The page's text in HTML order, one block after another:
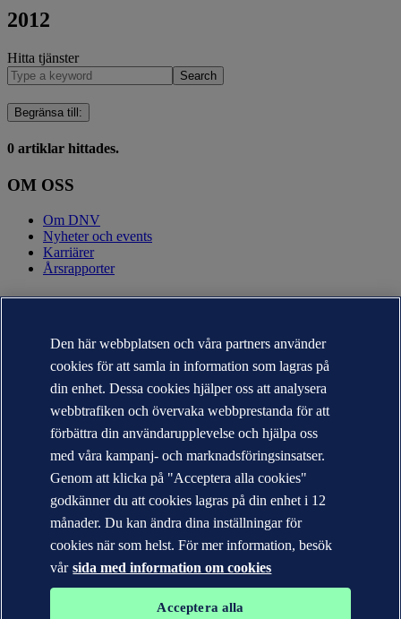
2012
Hitta tjänster
Search
Begränsa till :
0 artiklar hittades.
OM OSS
Om DNV
Nyheter och events
Karriärer
Årsrapporter
KONTAKT
Kontakta DNV
Hitta närmaste kontor
Kontakter för media
Veracity.com
Sekretesspolicy
Användarvillkor
Copyright © DNV AS 2026
Cookie information
Den här webbplatsen och våra partners använder
cookies för att samla in information som lagras på
din enhet. Dessa cookies hjälper oss att analysera
webbtrafiken och övervaka webbprestanda för att
förbättra din användarupplevelse och hjälpa oss
med våra kampanj- och marknadsföringsinsatser.
Genom att klicka på "Acceptera alla cookies"
godkänner du att cookies lagras på din enhet i 12
månader. Du kan ändra dina inställningar för
cookies när som helst. För mer information, besök
vår sida med information om cookies
Acceptera alla